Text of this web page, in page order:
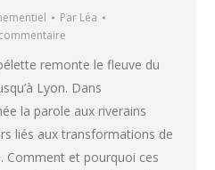
Par Léa
remonte le fleuve du
Lyon. Dans
la parole aux riverains
liés aux transformations de
Comment et pourquoi ces